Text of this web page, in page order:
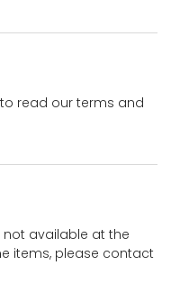
read our terms and
not available at the
items, please contact